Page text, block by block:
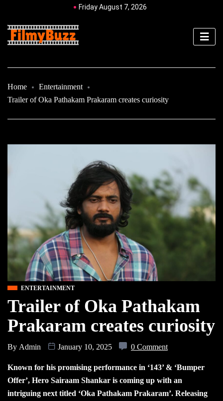
Friday August 7, 2026
Home
Entertainment
Trailer of Oka Pathakam Prakaram creates curiosity
ENTERTAINMENT
Trailer of Oka Pathakam
Prakaram creates curiosity
By Admin January 10, 2025 0 Comment
Known for his promising performance in ‘143’ & ‘Bumper
Offer’, Hero Sairaam Shankar is coming up with an
intriguing next titled ‘Oka Pathakam Prakaram’. Releasing